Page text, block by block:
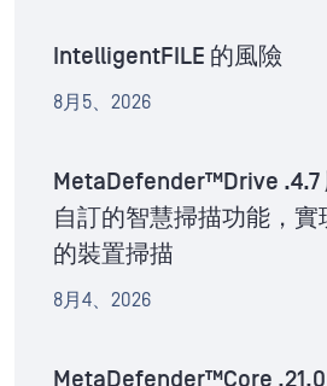
IntelligentFILE 的風險
8月5、2026
MetaDefender™Drive .4.7
自訂的智慧掃描功能，
的裝置掃描
8月4、2026
MetaDefender™Core